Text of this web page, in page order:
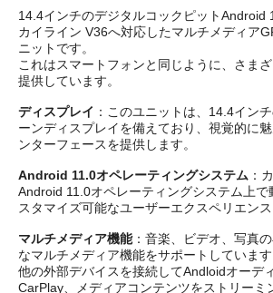
14.4インチのデジタルコックピットAndroid
カイライン V36へ対応したマルチメディア
ニットです。
これはスマートフォンと同じように、さま
提供しています。
ディスプレイ ：このユニットは、14.4イン
ーンディスプレイを備えており、視覚的に
ンターフェースを提供します。
Android 11.0オペレーティングシステム ：
Android 11.0オペレーティングシステム上で
スタマイズ可能なユーザーエクスペリエンス
マルチメディア機能：音楽、ビデオ、写真
なマルチメディア機能をサポートしていま
他の外部デバイスを接続してAndloidオーデ
CarPlay、メディアコンテンツをストリーミ